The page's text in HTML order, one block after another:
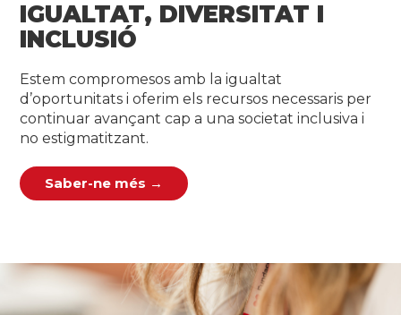
IGUALTAT, DIVERSITAT I
INCLUSIÓ
Estem compromesos amb la igualtat
d’oportunitats i oferim els recursos necessaris per
continuar avançant cap a una societat inclusiva i
no estigmatitzant.
Saber-ne més →